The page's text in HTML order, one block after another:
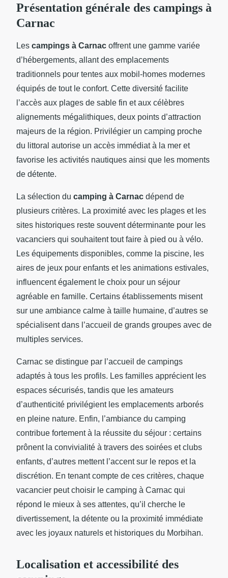
Présentation générale des campings à
Carnac
Les campings à Carnac offrent une gamme variée
d’hébergements, allant des emplacements
traditionnels pour tentes aux mobil-homes modernes
équipés de tout le confort. Cette diversité facilite
l’accès aux plages de sable fin et aux célèbres
alignements mégalithiques, deux points d’attraction
majeurs de la région. Privilégier un camping proche
du littoral autorise un accès immédiat à la mer et
favorise les activités nautiques ainsi que les moments
de détente.
La sélection du camping à Carnac dépend de
plusieurs critères. La proximité avec les plages et les
sites historiques reste souvent déterminante pour les
vacanciers qui souhaitent tout faire à pied ou à vélo.
Les équipements disponibles, comme la piscine, les
aires de jeux pour enfants et les animations estivales,
influencent également le choix pour un séjour
agréable en famille. Certains établissements misent
sur une ambiance calme à taille humaine, d’autres se
spécialisent dans l’accueil de grands groupes avec de
multiples services.
Carnac se distingue par l’accueil de campings
adaptés à tous les profils. Les familles apprécient les
espaces sécurisés, tandis que les amateurs
d’authenticité privilégient les emplacements arborés
en pleine nature. Enfin, l’ambiance du camping
contribue fortement à la réussite du séjour : certains
prônent la convivialité à travers des soirées et clubs
enfants, d’autres mettent l’accent sur le repos et la
discrétion. En tenant compte de ces critères, chaque
vacancier peut choisir le camping à Carnac qui
répond le mieux à ses attentes, qu’il cherche le
divertissement, la détente ou la proximité immédiate
avec les joyaux naturels et historiques du Morbihan.
Localisation et accessibilité des